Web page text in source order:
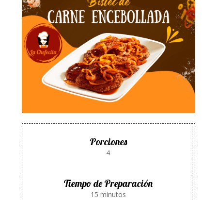
Porciones
4
Tiempo de Preparación
15 minutos